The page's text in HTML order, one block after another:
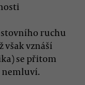
ruchu
však vznáší
se přitom
nemluví.